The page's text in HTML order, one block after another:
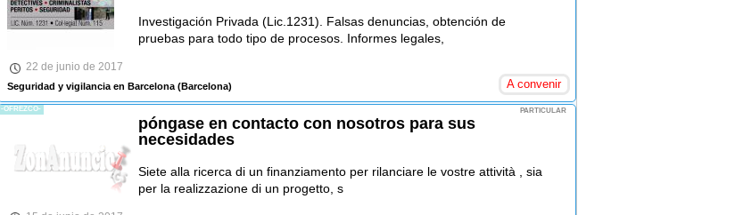
Investigación Privada (Lic.1231). Falsas denuncias, obtención de
pruebas para todo tipo de procesos. Informes legales,
22 de junio de 2017
Seguridad y vigilancia en Barcelona(Barcelona) A convenir
-OFREZCO- PARTICULAR
póngase en contacto con nosotros para sus
necesidades
Siete alla ricerca di un finanziamento per rilanciare le vostre attività , sia
per la realizzazione di un progetto, s